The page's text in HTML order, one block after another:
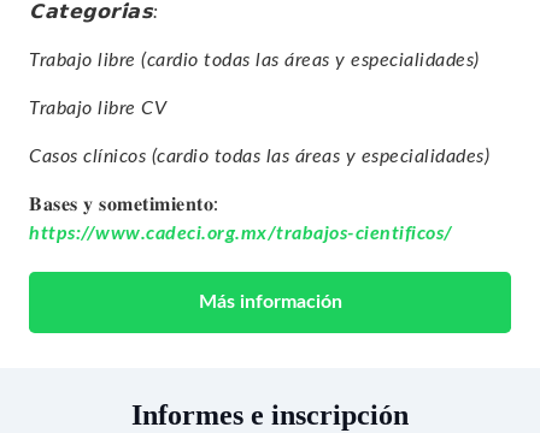
𝗖𝗮𝘁𝗲𝗴𝗼𝗿𝗶́𝗮𝘀:
Trabajo libre (cardio todas las áreas y especialidades)
Trabajo libre CV
Casos clínicos (cardio todas las áreas y especialidades)
𝐁𝐚𝐬𝐞𝐬 𝐲 𝐬𝐨𝐦𝐞𝐭𝐢𝐦𝐢𝐞𝐧𝐭𝐨:
https://www.cadeci.org.mx/trabajos-cientificos/
Más información
Informes e inscripción